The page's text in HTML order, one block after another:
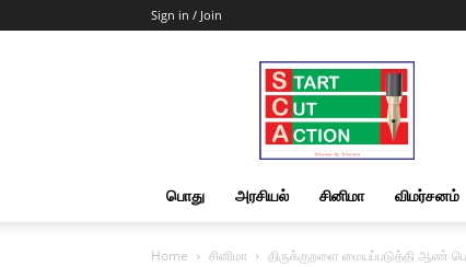
Sign in / Join
Start
Cut
Action
|
News
&
பொது அரசியல் சினிமா விமர்சனம்
Home சினிமா திருக்குறளை மையப்படுத்தி ஆண்